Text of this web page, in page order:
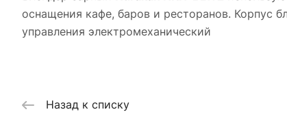
оснащения кафе, баров и ресторанов. Корпус
управления электромеханический
Назад к списку